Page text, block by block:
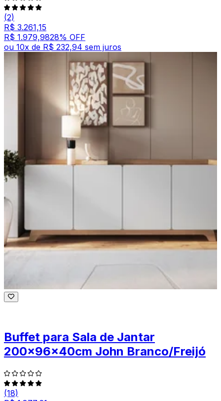
(2)
R$ 3.261,15
R$ 1.979,9828% OFF
ou 10x de R$ 232,94 sem juros
Buffet para Sala de Jantar
200x96x40cm John Branco/Freijó
(18)